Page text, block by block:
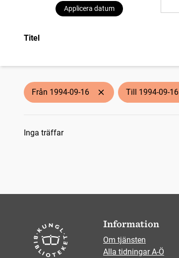
Applicera datum
Titel
Från 1994-09-16 Till 1994-09-16
Sökresultat
Inga träffar
Information
Om tjänsten
Alla tidningar A-Ö